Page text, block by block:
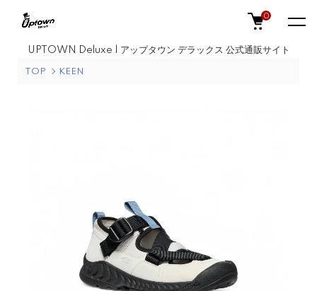
UPTOWN Deluxe | アップタウン デラックス 公式通販サイト
0
TOP KEEN